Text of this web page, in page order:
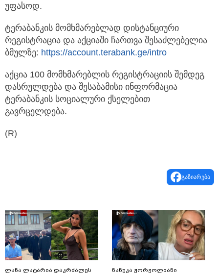
უფასოდ.
ტერაბანკის მომხმარებლად დისტანციური
რეგისტრაცია და აქციაში ჩართვა შესაძლებელია
ბმულზე: https://account.terabank.ge/intro
აქცია 100 მომხმარებლის რეგისტრაციის შემდეგ
დასრულდება და შესაბამისი ინფორმაცია
ტერაბანკის სოციალური ქსელებით
გავრცელდება.
(R)
გაზიარება
ლანა ლატარია დაკრძალეს
ნანუკა ჟორჟოლიანი